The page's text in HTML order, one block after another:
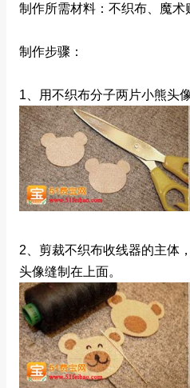
制作所需材料：不织布、魔术
制作步骤：
1、用不织布分子两片小熊头
2、剪裁不织布收线器的主体
头像缝制在上面。